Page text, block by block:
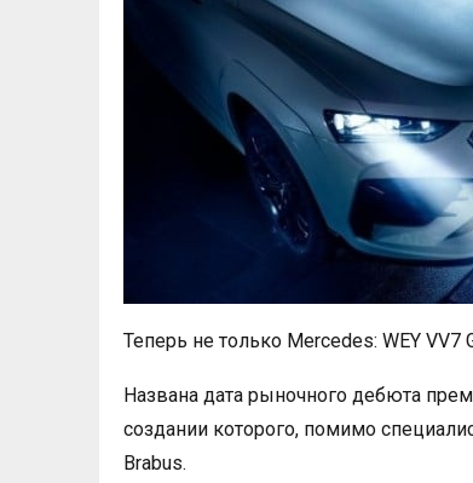
Теперь не только Mercedes: WEY VV7
Названа дата рыночного дебюта
создании которого, помимо
Brabus.